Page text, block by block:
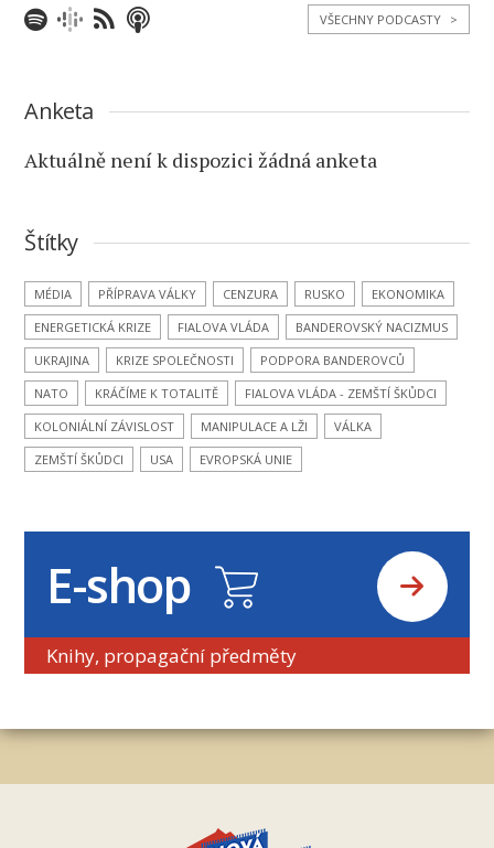
VŠECHNY PODCASTY >
Anketa
Aktuálně není k dispozici žádná anketa
Štítky
MÉDIA PŘÍPRAVA VÁLKY CENZURA RUSKO
EKONOMIKA
ENERGETICKÁ KRIZE
FIALOVA VLÁDA
BANDEROVSKÝ NACIZMUS
UKRAJINA
KRIZE SPOLEČNOSTI
PODPORA BANDEROVCŮ
NATO
KRÁČÍME K TOTALITĚ
FIALOVA VLÁDA - ZEMŠTÍ ŠKŮDCI
KOLONIÁLNÍ ZÁVISLOST
MANIPULACE A LŽI
VÁLKA
ZEMŠTÍ ŠKŮDCI
USA EVROPSKÁ UNIE
E-shop
Knihy, propagační předměty